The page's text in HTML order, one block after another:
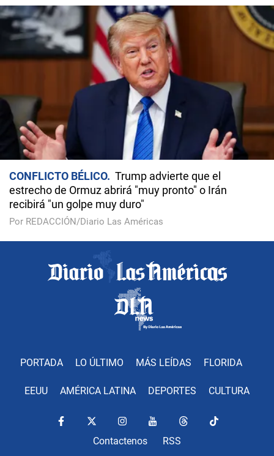
CONFLICTO BÉLICO
Trump advierte que el
estrecho de Ormuz abrirá "muy pronto" o Irán
recibirá "un golpe muy duro"
Por REDACCIÓN/Diario Las Américas
PORTADA LO ÚLTIMO MÁS LEÍDAS FLORIDA
EEUU AMÉRICA LATINA DEPORTES CULTURA
Contactenos RSS